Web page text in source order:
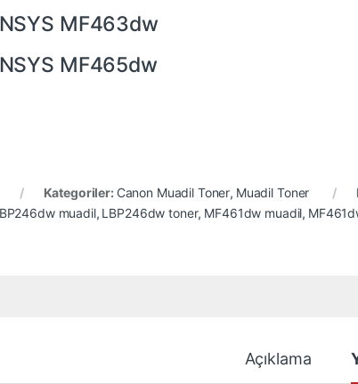
MF463dw
MF465dw
Kategoriler: Canon Muadil Toner, Muadil Toner
muadil, LBP246dw toner, MF461dw muadil,
Açıklama